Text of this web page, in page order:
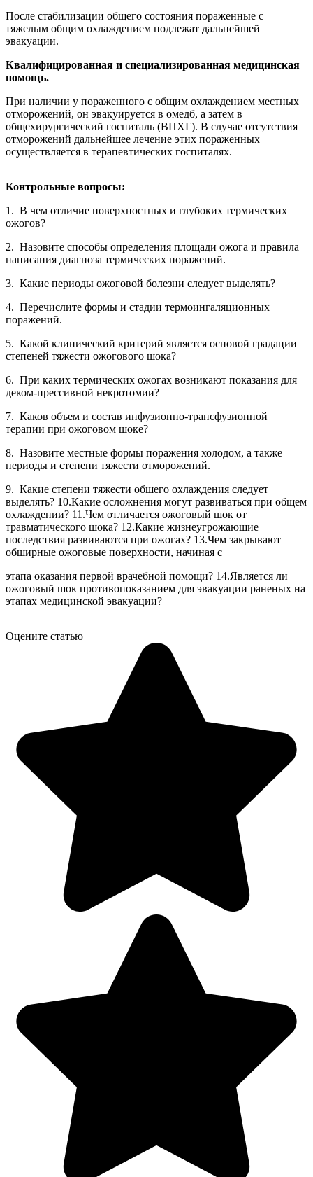
После стабилизации общего состояния пораженные с
тяжелым общим охлаждением подлежат дальнейшей
эвакуации.
Квалифицированная и специализированная медицинская
помощь.
При наличии у пораженного с общим охлаждением местных
отморожений, он эвакуируется в омедб, а затем в
общехирургический госпиталь (ВПХГ). В случае отсутствия
отморожений дальнейшее лечение этих пораженных
осуществляется в терапевтических госпиталях.
Контрольные вопросы:
1. В чем отличие поверхностных и глубоких термических
ожогов?
2. Назовите способы определения площади ожога и правила
написания диагноза термических поражений.
3. Какие периоды ожоговой болезни следует выделять?
4. Перечислите формы и стадии термоингаляционных
поражений.
5. Какой клинический критерий является основой градации
степеней тяжести ожогового шока?
6. При каких термических ожогах возникают показания для
деком-прессивной некротомии?
7. Каков объем и состав инфузионно-трансфузионной
терапии при ожоговом шоке?
8. Назовите местные формы поражения холодом, а также
периоды и степени тяжести отморожений.
9. Какие степени тяжести обшего охлаждения следует
выделять? 10.Какие осложнения могут развиваться при общем
охлаждении? 11.Чем отличается ожоговый шок от
травматического шока? 12.Какие жизнеугрожаюшие
последствия развиваются при ожогах? 13.Чем закрывают
обширные ожоговые поверхности, начиная с
этапа оказания первой врачебной помощи? 14.Является ли
ожоговый шок противопоказанием для эвакуации раненых на
этапах медицинской эвакуации?
Оцените статью